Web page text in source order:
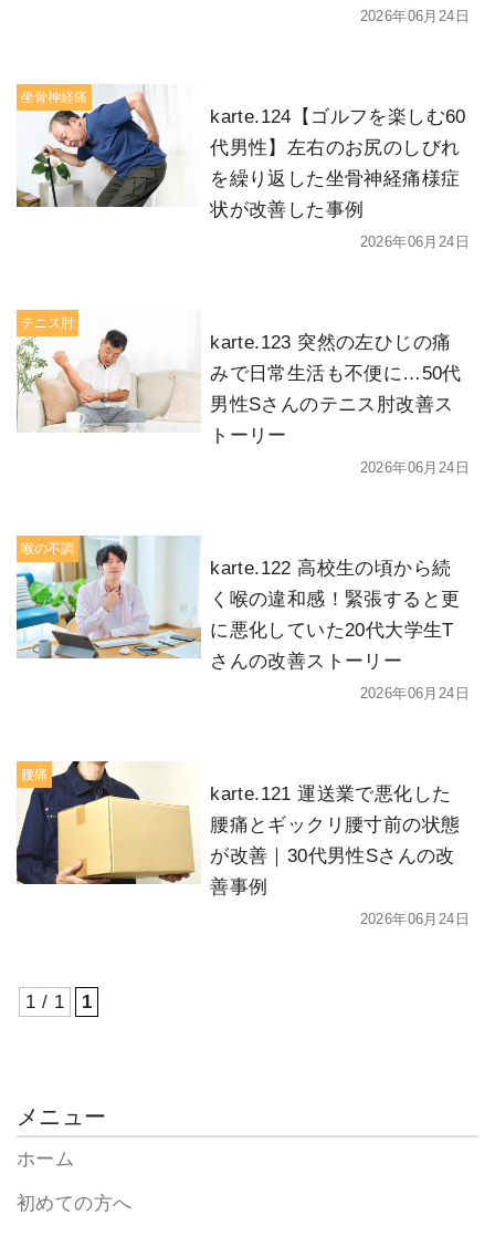
2026年06月24日
坐骨神経痛
karte.124【ゴルフを楽しむ60
代男性】左右のお尻のしびれ
を繰り返した坐骨神経痛様症
状が改善した事例
2026年06月24日
テニス肘
karte.123 突然の左ひじの痛
みで日常生活も不便に…50代
男性Sさんのテニス肘改善ス
トーリー
2026年06月24日
喉の不調
karte.122 高校生の頃から続
く喉の違和感！緊張すると更
に悪化していた20代大学生T
さんの改善ストーリー
2026年06月24日
腰痛
karte.121 運送業で悪化した
腰痛とギックリ腰寸前の状態
が改善｜30代男性Sさんの改
善事例
2026年06月24日
1 / 1 1
メニュー
ホーム
初めての方へ